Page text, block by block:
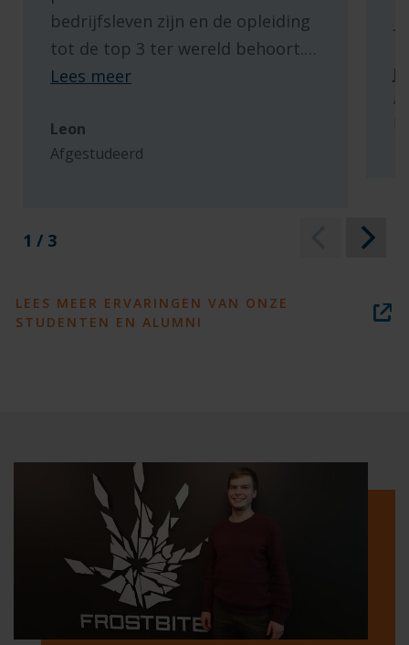
bedrijfsleven zijn en de opleiding
tot de top 3 ter wereld behoort.…
Lees meer
Leon
Afgestudeerd
1 / 3
LEES MEER ERVARINGEN VAN ONZE
STUDENTEN EN ALUMNI